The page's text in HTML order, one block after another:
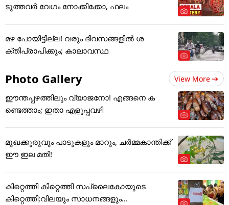
ടുത്തവര്‍ വേഗം നോക്കിക്കോ, ഫലം
മഴ പോയിട്ടില്ല! വരും ദിവസങ്ങളിൽ ശ
ക്തിപ്രാപിക്കും; കാലാവസ്ഥ
Photo Gallery View More
ഈന്തപ്പഴത്തിലും വ്യാജനോ! എങ്ങനെ ക
ണ്ടെത്താം; ഇതാ എളുപ്പവഴി
മുഖക്കുരുവും പാടുകളും മാറും, ചർമ്മകാന്തിക്ക്
ഈ ഇല മതി!
കിറ്റെത്തി കിറ്റെത്തി സപ്ലൈകോയുടെ
കിറ്റെത്തി;വിലയും സാധനങ്ങളും...